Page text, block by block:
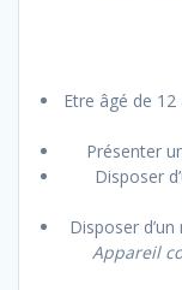
Etre âgé de
Présenter
Disposer
Disposer
Appareil